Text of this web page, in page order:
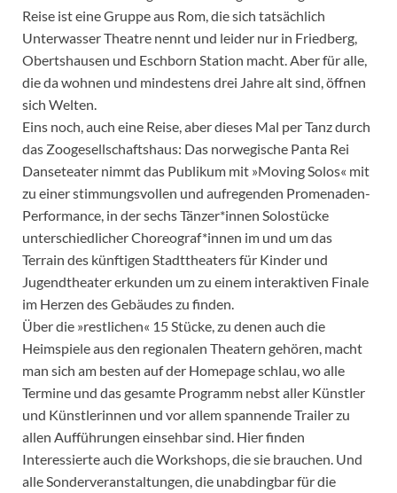
Reise ist eine Gruppe aus Rom, die sich tatsächlich
Unterwasser Theatre nennt und leider nur in Friedberg,
Obertshausen und Eschborn Station macht. Aber für alle,
die da wohnen und mindestens drei Jahre alt sind, öffnen
sich Welten.
Eins noch, auch eine Reise, aber dieses Mal per Tanz durch
das Zoogesellschaftshaus: Das norwegische Panta Rei
Danseteater nimmt das Publikum mit »Moving Solos« mit
zu einer stimmungsvollen und aufregenden Promenaden-
Performance, in der sechs Tänzer*innen Solostücke
unterschiedlicher Choreograf*innen im und um das
Terrain des künftigen Stadttheaters für Kinder und
Jugendtheater erkunden um zu einem interaktiven Finale
im Herzen des Gebäudes zu finden.
Über die »restlichen« 15 Stücke, zu denen auch die
Heimspiele aus den regionalen Theatern gehören, macht
man sich am besten auf der Homepage schlau, wo alle
Termine und das gesamte Programm nebst aller Künstler
und Künstlerinnen und vor allem spannende Trailer zu
allen Aufführungen einsehbar sind. Hier finden
Interessierte auch die Workshops, die sie brauchen. Und
alle Sonderveranstaltungen, die unabdingbar für die